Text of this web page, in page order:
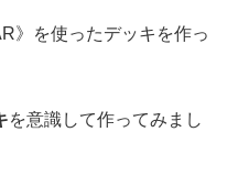
》を使ったデッキを作っ
を意識して作ってみまし